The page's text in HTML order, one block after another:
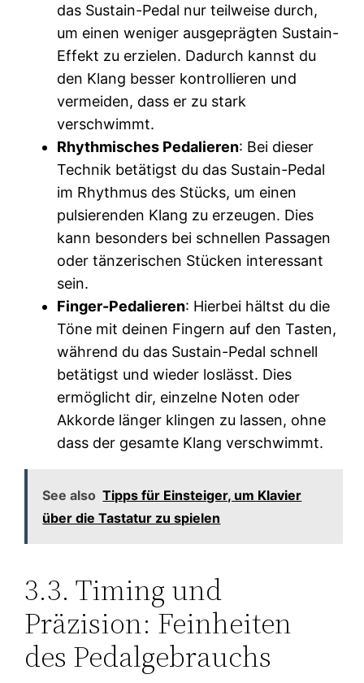
das Sustain-Pedal nur teilweise durch,
um einen weniger ausgeprägten Sustain-
Effekt zu erzielen. Dadurch kannst du
den Klang besser kontrollieren und
vermeiden, dass er zu stark
verschwimmt.
Rhythmisches Pedalieren: Bei dieser
Technik betätigst du das Sustain-Pedal
im Rhythmus des Stücks, um einen
pulsierenden Klang zu erzeugen. Dies
kann besonders bei schnellen Passagen
oder tänzerischen Stücken interessant
sein.
Finger-Pedalieren: Hierbei hältst du die
Töne mit deinen Fingern auf den Tasten,
während du das Sustain-Pedal schnell
betätigst und wieder loslässt. Dies
ermöglicht dir, einzelne Noten oder
Akkorde länger klingen zu lassen, ohne
dass der gesamte Klang verschwimmt.
See also Tipps für Einsteiger, um Klavier
über die Tastatur zu spielen
3.3. Timing und
Präzision: Feinheiten
des Pedalgebrauchs